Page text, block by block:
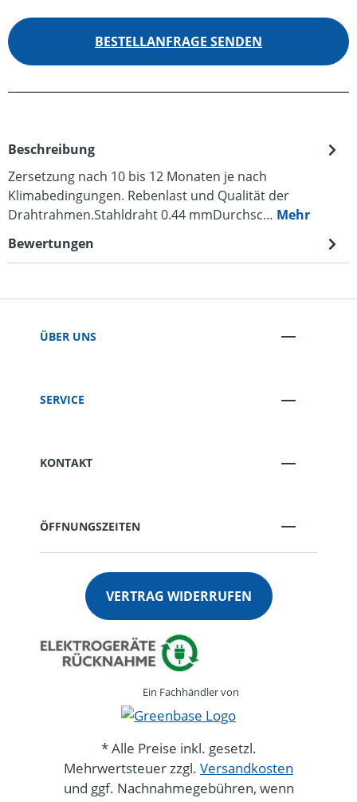
BESTELLANFRAGE SENDEN
Beschreibung
Zersetzung nach 10 bis 12 Monaten je nach
Klimabedingungen. Rebenlast und Qualität der
Drahtrahmen.Stahldraht 0.44 mmDurchsc… Mehr
Bewertungen
ÜBER UNS
SERVICE
KONTAKT
ÖFFNUNGSZEITEN
VERTRAG WIDERRUFEN
Ein Fachhändler von
* Alle Preise inkl. gesetzl.
Mehrwertsteuer zzgl. Versandkosten
und ggf. Nachnahmegebühren, wenn